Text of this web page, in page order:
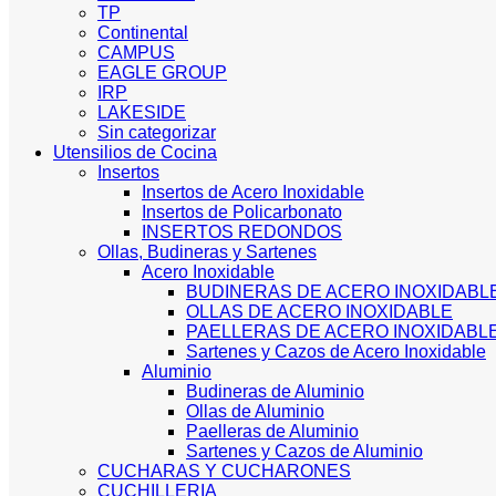
TP
Continental
CAMPUS
EAGLE GROUP
IRP
LAKESIDE
Sin categorizar
Utensilios de Cocina
Insertos
Insertos de Acero Inoxidable
Insertos de Policarbonato
INSERTOS REDONDOS
Ollas, Budineras y Sartenes
Acero Inoxidable
BUDINERAS DE ACERO
OLLAS DE ACERO INOXIDABLE
PAELLERAS DE ACERO
Sartenes y Cazos de Acero Inoxidable
Aluminio
Budineras de Aluminio
Ollas de Aluminio
Paelleras de Aluminio
Sartenes y Cazos de Aluminio
CUCHARAS Y CUCHARONES
CUCHILLERIA